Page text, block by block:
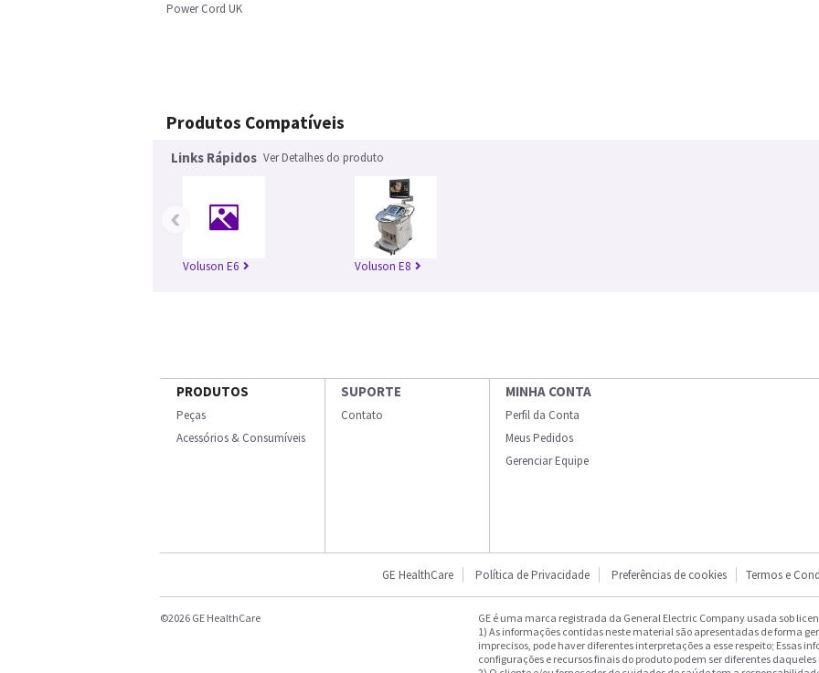
Power Cord UK
Produtos Compatíveis
Links Rápidos Ver Detalhes do produto
Voluson E6 Voluson E8
‹
PRODUTOS
Peças
Acessórios & Consumíveis
SUPORTE
Contato
MINHA CONTA
Perfil da Conta
Meus Pedidos
Gerenciar Equipe
GE HealthCare Política de Privacidade Preferências de cookies Termos e
©2026 GE HealthCare
GE é uma marca registrada da General Electric Company usada sob
1) As informações contidas neste material são apresentadas de forma
imprecisos, pode haver diferentes interpretações a esse respeito; Essas
configurações e recursos finais do produto podem ser diferentes